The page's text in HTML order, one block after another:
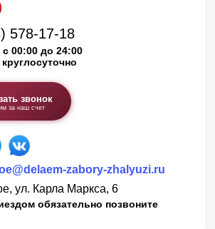
578-17-18
00:00 до 24:00
звонок
за наш счет
zabory-zhalyuzi.ru
ул. Карла Маркса, 6
обязательно позвоните